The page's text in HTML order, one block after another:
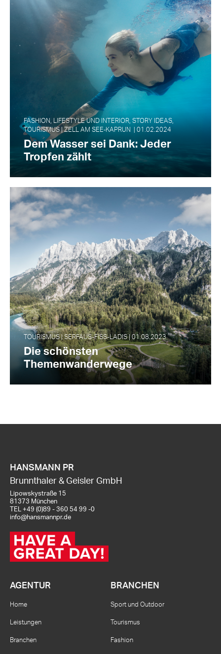
FASHION, LIFESTYLE UND INTERIOR, STORY IDEAS,
TOURISMUS | ZELL AM SEE‑KAPRUN | 01.02.2024
Dem Wasser sei Dank: Jeder
Tropfen zählt
TOURISMUS | SERFAUS-FISS-LADIS | 01.08.2023
Die schönsten
Themenwanderwege
HANSMANN PR
Brunnthaler & Geisler GmbH
Lipowskystraße 15
81373 München
TEL +49 (0)89 - 360 54 99 -0
info@hansmannpr.de
AGENTUR
Home
Leistungen
Branchen
BRANCHEN
Sport und Outdoor
Tourismus
Fashion